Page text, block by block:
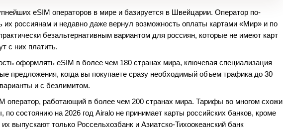
eSIM операторов в мире и базируется в Швейцарии. Оператор по-
их россиянам и недавно даже вернул возможность оплаты картами «Мир» и по
безальтернативным вариантом для россиян, которые не имеют карт
с них платить.
оформлять eSIM в более чем 180 странах мира, ключевая специализация
предложения, когда вы покупаете сразу необходимый объем трафика до 30
и с безлимитом.
работающий в более чем 200 странах мира. Тарифы во многом схожи
состоянию на 2026 год Airalo не принимает карты российских банков, кроме
выпускают только Россельхозбанк и Азиатско-Тихоокеанский банк